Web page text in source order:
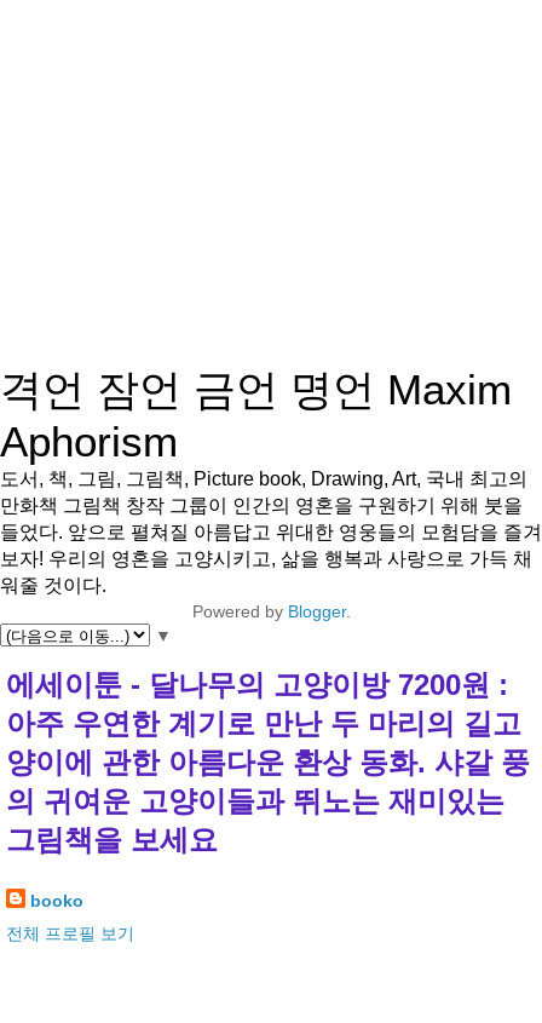
격언 잠언 금언 명언 Maxim
Aphorism
도서, 책, 그림, 그림책, Picture book, Drawing, Art, 국내 최고의
만화책 그림책 창작 그룹이 인간의 영혼을 구원하기 위해 붓을
들었다. 앞으로 펼쳐질 아름답고 위대한 영웅들의 모험담을 즐겨
보자! 우리의 영혼을 고양시키고, 삶을 행복과 사랑으로 가득 채
워줄 것이다.
Powered by Blogger.
▼
에세이툰 - 달나무의 고양이방 7200원 :
아주 우연한 계기로 만난 두 마리의 길고
양이에 관한 아름다운 환상 동화. 샤갈 풍
의 귀여운 고양이들과 뛰노는 재미있는
그림책을 보세요
booko
전체 프로필 보기